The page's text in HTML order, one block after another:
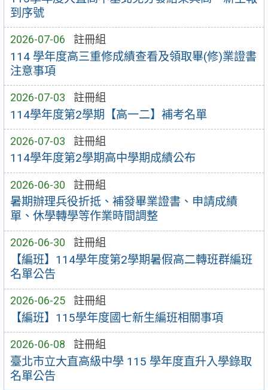
到序號
2026-07-06 註冊組
114 學年度高三重修成績查看及領取畢(修)業證書
注意事項
2026-07-03 註冊組
114學年度第2學期【高一二】補考名單
2026-07-03 註冊組
114學年度第2學期高中學期成績公布
2026-06-30 註冊組
暑期辦理兵役折抵、補發畢業證書、申請成績
單、休學轉學等作業時間調整
2026-06-30 註冊組
【編班】114學年度第2學期暑假高二轉班群編班
名單公告
2026-06-25 註冊組
【編班】115學年度國七新生編班相關事項
2026-06-08 註冊組
臺北市立大直高級中學 115 學年度直升入學錄取
名單公告